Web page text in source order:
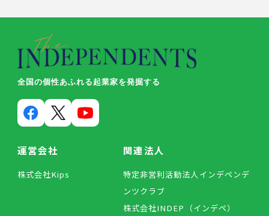
全国の個性あふれる起業家を発掘する
運営会社
株式会社Kips
関連法人
特定非営利活動法人インデペンデ
ンツクラブ
株式会社INDEP（インデペ）